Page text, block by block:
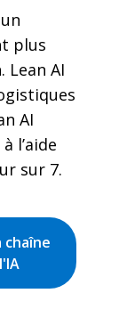
plus
Lean AI
AI
l’aide
sur 7.